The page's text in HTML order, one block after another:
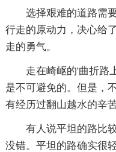
选择艰难的道路需
行走的原动力，决心给
走的勇气。
走在崎岖的'曲折路
是不可避免的。但是，
有经历过翻山越水的辛
有人说平坦的路比
没错。平坦的路确实很